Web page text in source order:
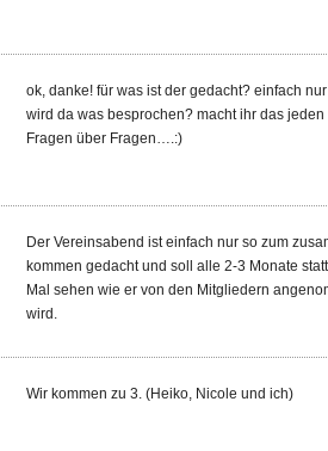
ok, danke! für was ist der gedacht? einfach
wird da was besprochen? macht ihr das jeden
Fragen über Fragen….:)
Der Vereinsabend ist einfach nur so zum
kommen gedacht und soll alle 2-3 Monate
Mal sehen wie er von den Mitgliedern
wird.
Wir kommen zu 3. (Heiko, Nicole und ich)